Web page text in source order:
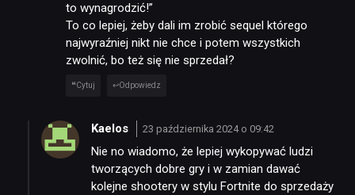
to wynagrodzić!”
To co lepiej, żeby dali im zrobić sequel którego
najwyraźniej nikt nie chce i potem wszystkich
zwolnić, bo też się nie sprzedał?
Cytuj Odpowiedz
Kaelos 23 października 2024 o 09:42
Nie no wiadomo, że lepiej wykopywać ludzi
tworzących dobre gry i w zamian dawać
kolejne shootery w stylu Fortnite do sprzedaży